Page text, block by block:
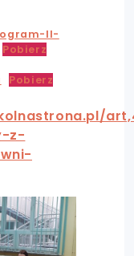
II-
Pobierz
Pobierz
z-